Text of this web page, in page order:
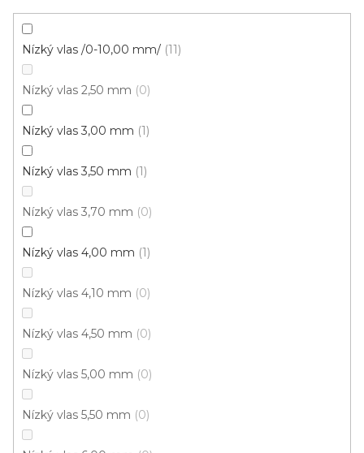
Nízký vlas /0-10,00 mm/ 11
Nízký vlas 2,50 mm 0
Nízký vlas 3,00 mm 1
Nízký vlas 3,50 mm 1
Nízký vlas 3,70 mm 0
Nízký vlas 4,00 mm 1
Nízký vlas 4,10 mm 0
Nízký vlas 4,50 mm 0
Nízký vlas 5,00 mm 0
Nízký vlas 5,50 mm 0
Koberec metráž NEW ORLEANS /gel 539
Skladem externě, odesíláme do 2-3 dnů
256 Kč